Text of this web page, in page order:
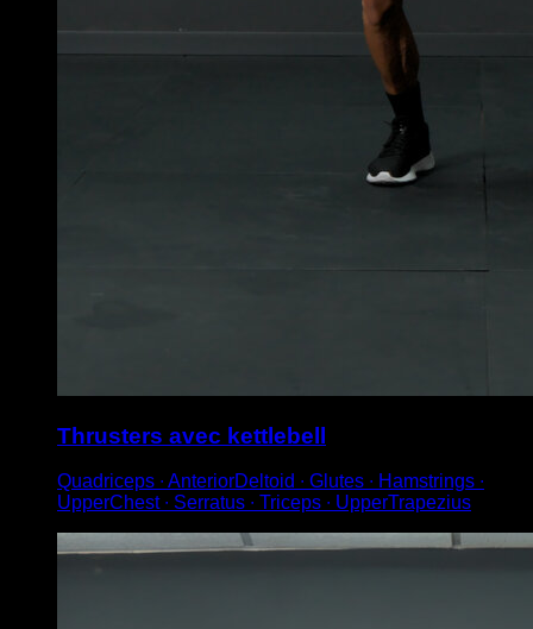
Thrusters avec kettlebell
Quadriceps ∙ AnteriorDeltoid ∙ Glutes ∙ Hamstrings ∙
UpperChest ∙ Serratus ∙ Triceps ∙ UpperTrapezius